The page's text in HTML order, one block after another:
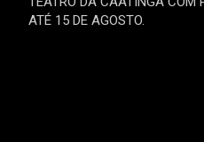
ATÉ 15 DE AGOSTO.